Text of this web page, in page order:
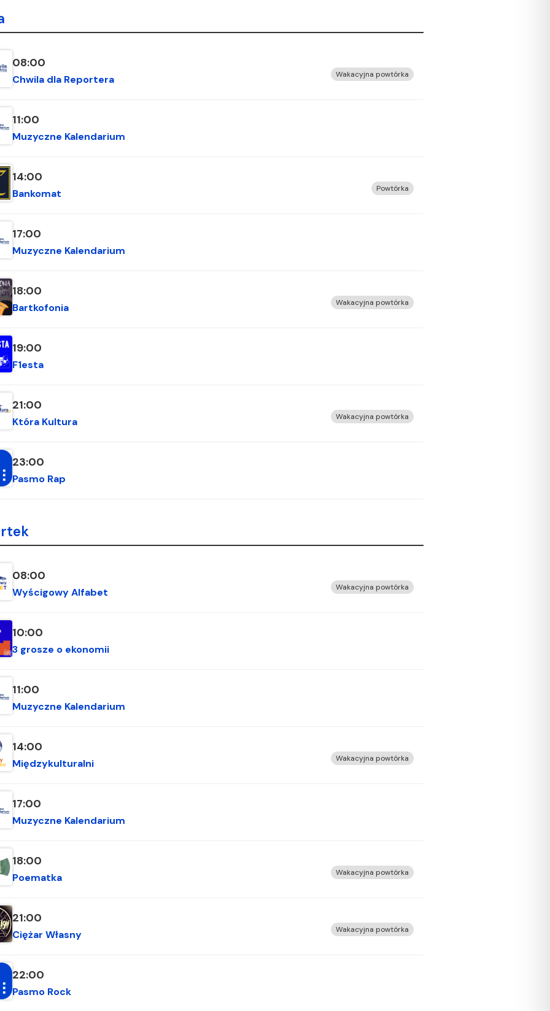
08:00
Chwila dla Reportera Wakacyjna powtórka
11:00
Muzyczne Kalendarium
14:00
Bankomat Powtórka
17:00
Muzyczne Kalendarium
18:00
Bartkofonia Wakacyjna powtórka
19:00
F1esta
21:00
Która Kultura Wakacyjna powtórka
23:00
Pasmo Rap
08:00
Wyścigowy Alfabet Wakacyjna powtórka
10:00
3 grosze o ekonomii
11:00
Muzyczne Kalendarium
14:00
Międzykulturalni Wakacyjna powtórka
17:00
Muzyczne Kalendarium
18:00
Poematka Wakacyjna powtórka
21:00
Ciężar Własny Wakacyjna powtórka
22:00
Pasmo Rock